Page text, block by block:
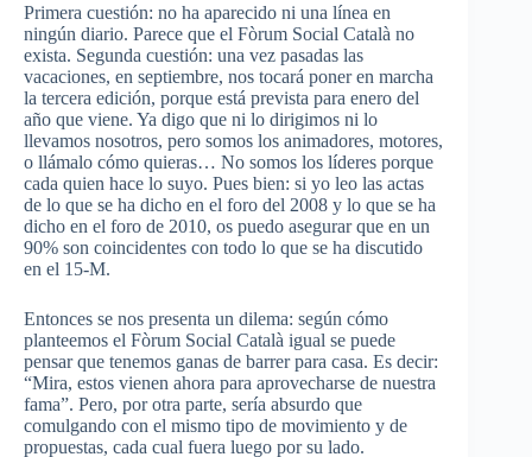
Primera cuestión: no ha aparecido ni una línea en
ningún diario. Parece que el Fòrum Social Català no
exista. Segunda cuestión: una vez pasadas las
vacaciones, en septiembre, nos tocará poner en marcha
la tercera edición, porque está prevista para enero del
año que viene. Ya digo que ni lo dirigimos ni lo
llevamos nosotros, pero somos los animadores, motores,
o llámalo cómo quieras… No somos los líderes porque
cada quien hace lo suyo. Pues bien: si yo leo las actas
de lo que se ha dicho en el foro del 2008 y lo que se ha
dicho en el foro de 2010, os puedo asegurar que en un
90% son coincidentes con todo lo que se ha discutido
en el 15-M.
Entonces se nos presenta un dilema: según cómo
planteemos el Fòrum Social Català igual se puede
pensar que tenemos ganas de barrer para casa. Es decir:
“Mira, estos vienen ahora para aprovecharse de nuestra
fama”. Pero, por otra parte, sería absurdo que
comulgando con el mismo tipo de movimiento y de
propuestas, cada cual fuera luego por su lado.